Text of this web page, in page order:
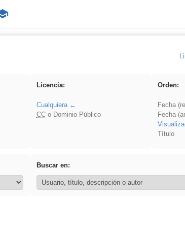
Licencia:
Cualquiera
CCo Dominio Público
Orden:
Fecha
Fecha
Título
Buscar en: